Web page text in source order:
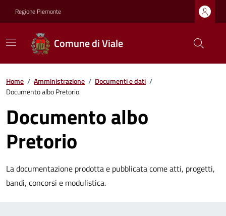
Regione Piemonte
Comune di Viale
Home / Amministrazione / Documenti e dati /
Documento albo Pretorio
Documento albo
Pretorio
La documentazione prodotta e pubblicata come atti, progetti,
bandi, concorsi e modulistica.